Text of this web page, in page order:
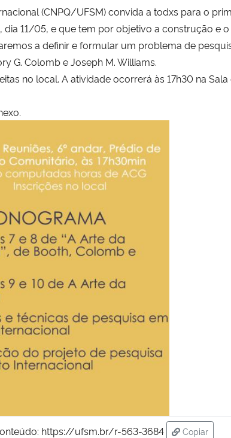
(CNPQ/UFSM) convida a todxs para o
dia 11/05, e que tem por objetivo a construção e
a definir e formular um problema de
G. Colomb e Joseph M. Williams.
no local. A atividade ocorrerá às 17h30 na
https://ufsm.br/r-563-3684
Copiar